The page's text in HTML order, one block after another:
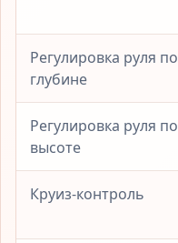
Регулировка руля по
глубине
Регулировка руля по
высоте
Круиз-контроль